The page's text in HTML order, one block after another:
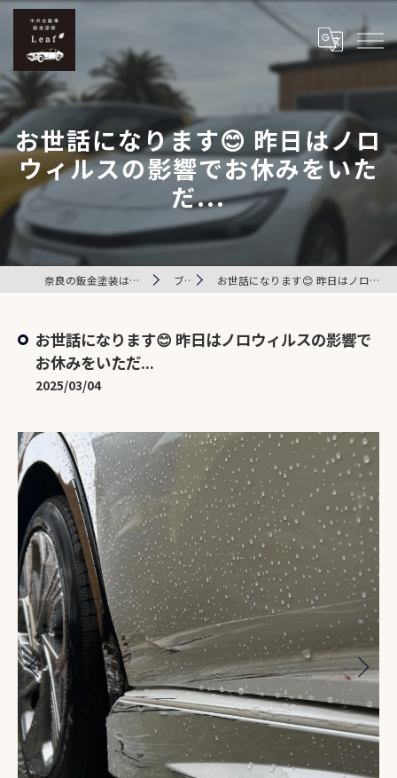
お世話になります😊 昨日はノロ
ウィルスの影響でお休みをいた
だ...
奈良の鈑金塗装は中井自動車鈑金塗装 Leaf ブログ お世話になります😊 昨日はノロウィルスの影響でお休みをいただ...
お世話になります😊 昨日はノロウィルスの影響で
お休みをいただ...
2025/03/04